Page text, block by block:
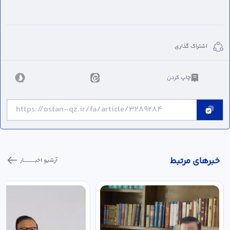
اشتراک گذاری
چاپ کردن
خبر‌های مرتبط آرشیو اخبـــــــــــار